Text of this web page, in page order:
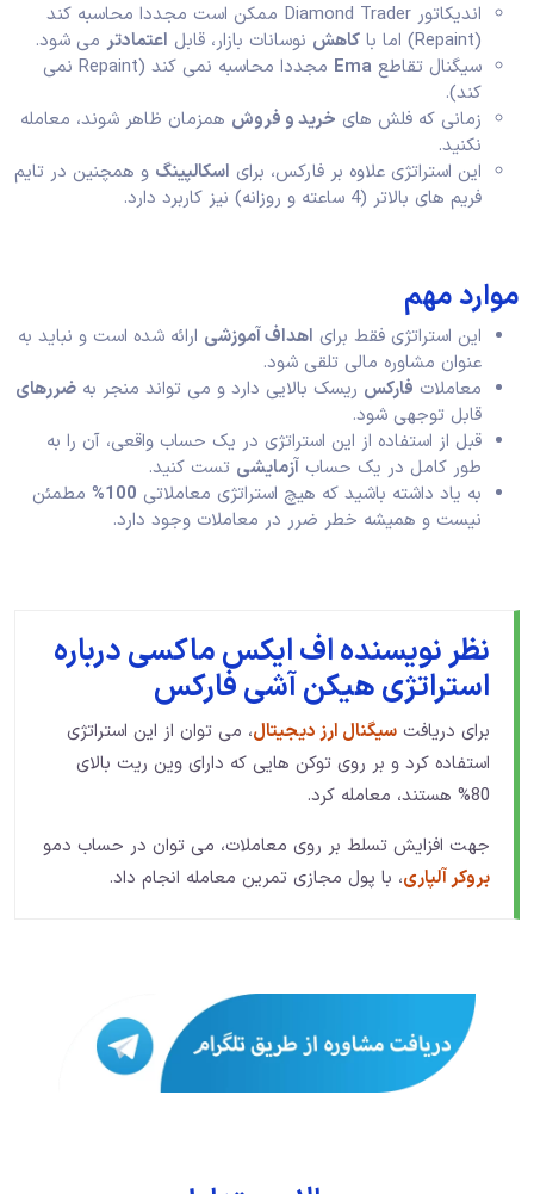
اندیکاتور Diamond Trader ممکن است مجددا محاسبه کند
(Repaint) اما با
کاهش نوسانات بازار، قابل اعتمادتر می شود.
سیگنال تقاطع Ema
مجددا محاسبه نمی کند (Repaint نمی
کند).
زمانی که فلش های خرید و فروش همزمان ظاهر شوند، معامله
نکنید.
این استراتژی علاوه بر فارکس، برای اسکالپینگ و همچنین در تایم
فریم های بالاتر (4 ساعته و روزانه) نیز کاربرد دارد.
موارد مهم
این استراتژی فقط برای اهداف آموزشی ارائه شده است و نباید به
عنوان مشاوره مالی تلقی شود.
معاملات فارکس ریسک بالایی دارد و می تواند منجر به ضررهای
قابل توجهی شود.
قبل از استفاده از این استراتژی در یک حساب واقعی، آن را به
طور کامل در یک حساب آزمایشی تست کنید.
به یاد داشته باشید که هیچ استراتژی معاملاتی 100%
مطمئن
نیست و همیشه خطر ضرر در معاملات وجود دارد.
نظر نویسنده اف ایکس ماکسی درباره
استراتژی هیکن آشی فارکس
برای دریافت سیگنال ارز دیجیتال، می توان از این استراتژی
استفاده کرد و بر روی توکن هایی که دارای وین ریت بالای
80% هستند، معامله کرد.
جهت افزایش تسلط بر روی معاملات، می توان در حساب دمو
بروکر آلپاری، با پول مجازی تمرین معامله انجام داد.